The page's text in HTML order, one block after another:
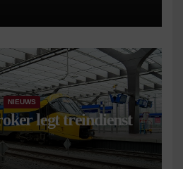
NIEUWS
legt treindienst